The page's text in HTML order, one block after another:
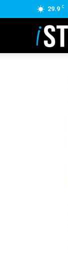
29.9 C